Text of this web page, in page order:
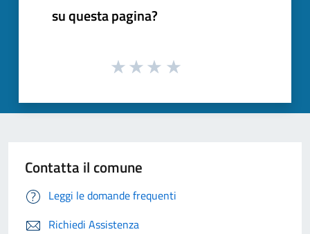
su questa pagina?
Contatta il comune
Leggi le domande frequenti
Richiedi Assistenza